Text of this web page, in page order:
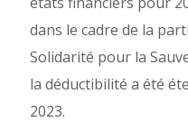
dans le cadre de la
Solidarité pour la
la déductibilité a été
2023.